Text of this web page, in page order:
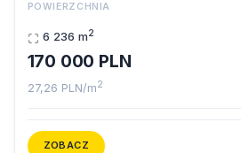
POWIERZCHNIA
6 236 m2
170 000 PLN
27,26 PLN/m2
ZOBACZ